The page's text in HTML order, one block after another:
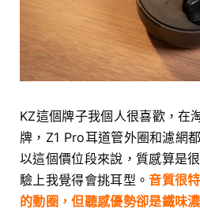
KZ這個牌子我個人很喜歡，在
牌，Z1 Pro耳道管外圈和濾網
以這個價位段來說，質感算是
驗上我覺得會挑耳型。音質很
的動圈，但聽感優勢卻是鐵味